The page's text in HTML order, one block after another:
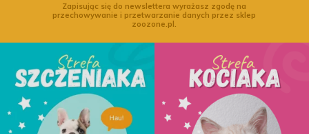
Zapisując się do newslettera wyrażasz zgodę na
przechowywanie i przetwarzanie danych przez sklep
zoozone.pl.